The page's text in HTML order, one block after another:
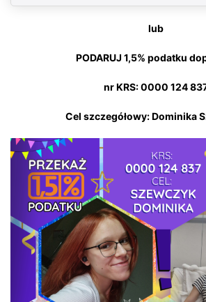
lub
PODARUJ 1,5% podatku
nr KRS: 0000 124
Cel szczegółowy: Dominika